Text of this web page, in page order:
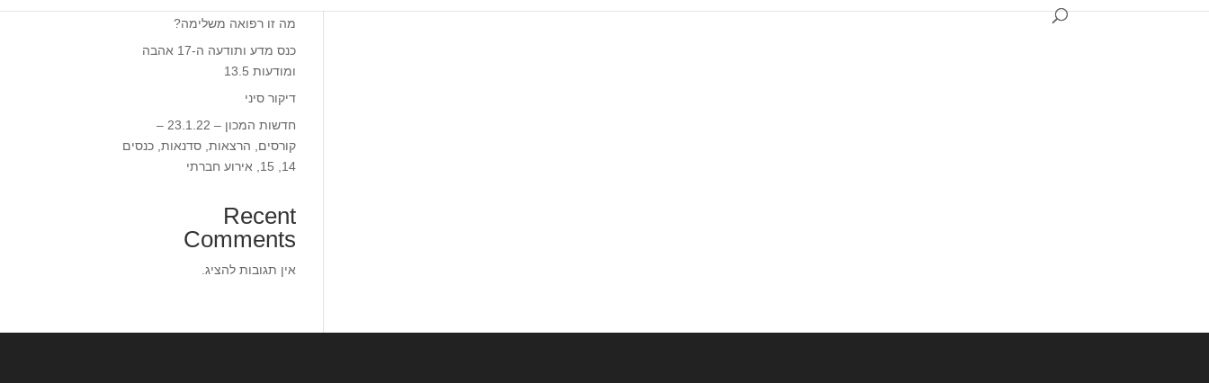
מה זו רפואה משלימה?
כנס מדע ותודעה ה-17 אהבה
ומודעות 13.5‎‎
דיקור סיני
חדשות המכון – 23.1.22 –
קורסים, הרצאות, סדנאות, כנסים
14, 15, אירוע חברתי
Recent
Comments
אין תגובות להציג.